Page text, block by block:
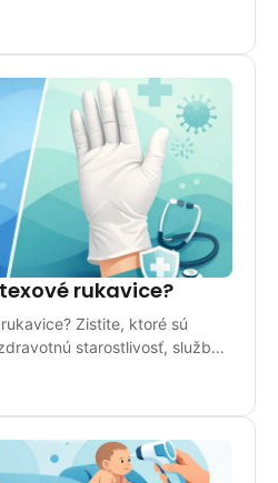
rukavice?
Zistite, ktoré sú
starostlivosť, služby